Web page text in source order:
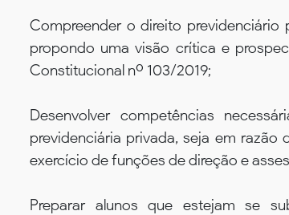
Compreender o direito
propondo uma visão crítica e
Constitucional nº 103/2019;
Desenvolver competências
previdenciária privada, seja em
exercício de funções de direção e
Preparar alunos que estejam se